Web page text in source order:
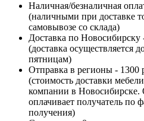
Наличная/безналичная
(наличными при доставке
самовывозе со склада)
Доставка по Новосибирску
(доставка осуществляется
пятницам)
Отправка в регионы - 1300
(стоимость доставки
компании в
оплачивает получатель по
получения)